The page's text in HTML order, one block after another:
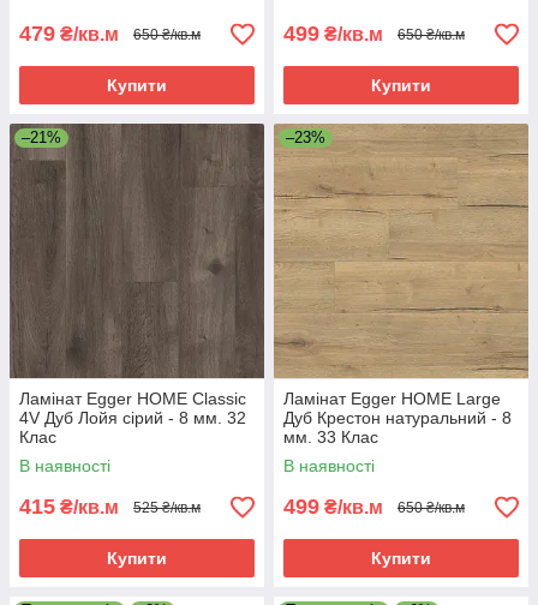
479 ₴/кв.м 650 ₴/кв.м
Купити
499 ₴/кв.м 650 ₴/кв.м
Купити
–21%
Ламінат Egger HOME Classic
4V Дуб Лойя сірий - 8 мм. 32
Клас
В наявності
415 ₴/кв.м 525 ₴/кв.м
Купити
–23%
Ламінат Egger HOME Large
Дуб Крестон натуральний - 8
мм. 33 Клас
В наявності
499 ₴/кв.м 650 ₴/кв.м
Купити